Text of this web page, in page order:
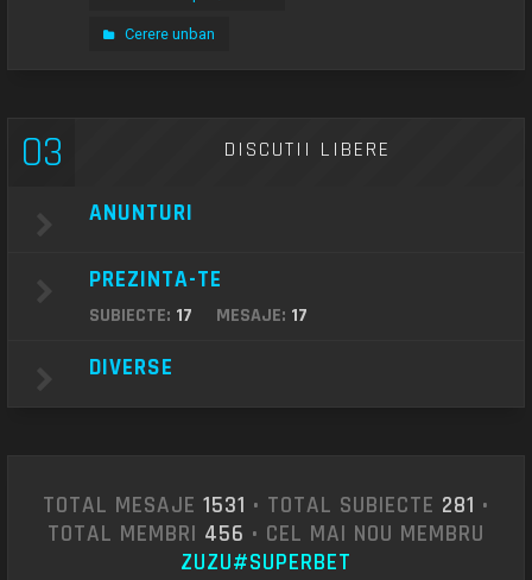
Cerere unban
03 DISCUTII LIBERE
ANUNTURI
PREZINTA-TE
SUBIECTE: 17 MESAJE: 17
DIVERSE
TOTAL MESAJE 1531 • TOTAL SUBIECTE 281 •
TOTAL MEMBRI 456 • CEL MAI NOU MEMBRU
ZUZU#SUPERBET